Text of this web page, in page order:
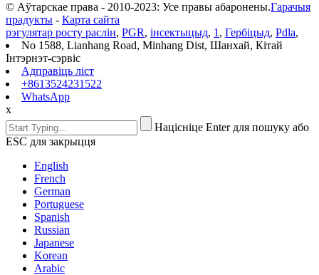
© Аўтарскае права - 2010-2023: Усе правы абаронены.Гарачыя
прадукты - Карта сайта
рэгулятар росту раслін, PGR, інсектыцыд, 1 , Гербіцыд, Pdla,
No 1588, Lianhang Road, Minhang Dist, Шанхай, Кітай
Інтэрнэт-сэрвіс
Адправіць ліст
+8613524231522
WhatsApp
x
Націсніце Enter для пошуку або
ESC для закрыцця
English
French
German
Portuguese
Spanish
Russian
Japanese
Korean
Arabic